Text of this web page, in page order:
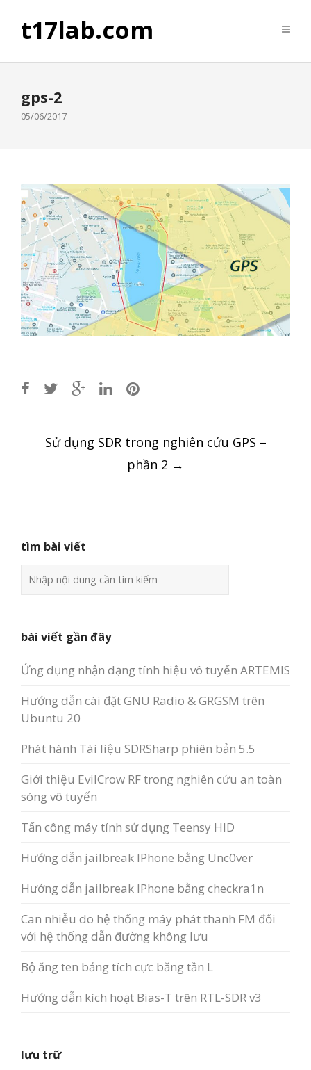
t17lab.com
gps-2
05/06/2017
Post
navigation
Sử dụng SDR trong nghiên cứu GPS –
phần 2 →
tìm bài viết
bài viết gần đây
Ứng dụng nhận dạng tính hiệu vô tuyến ARTEMIS
Hướng dẫn cài đặt GNU Radio & GRGSM trên
Ubuntu 20
Phát hành Tài liệu SDRSharp phiên bản 5.5
Giới thiệu EvilCrow RF trong nghiên cứu an toàn
sóng vô tuyến
Tấn công máy tính sử dụng Teensy HID
Hướng dẫn jailbreak IPhone bằng Unc0ver
Hướng dẫn jailbreak IPhone bằng checkra1n
Can nhiễu do hệ thống máy phát thanh FM đối
với hệ thống dẫn đường không lưu
Bộ ăng ten bảng tích cực băng tần L
Hướng dẫn kích hoạt Bias-T trên RTL-SDR v3
lưu trữ